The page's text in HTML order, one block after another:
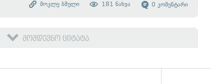
0 კომენტარი
181 ნახვა
მოკლე ბმული
მომდევნო ციტატა